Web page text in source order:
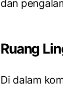
dan
Ruang
Di dalam